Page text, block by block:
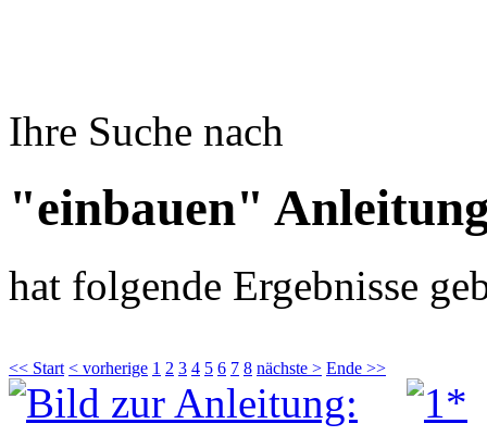
Ihre Suche nach
"einbauen"
hat folgende Ergebnisse
<< Start < vorherige 1 2 3 4 5 6 7 8 nächste > Ende >>